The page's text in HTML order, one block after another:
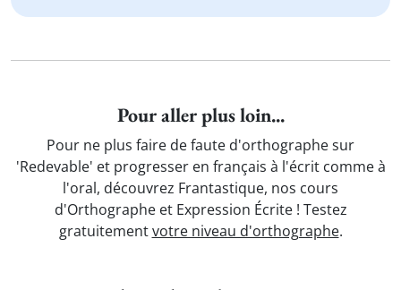
Pour aller plus loin...
Pour ne plus faire de faute d'orthographe sur
'Redevable' et progresser en français à l'écrit comme à
l'oral, découvrez Frantastique, nos cours
d'Orthographe et Expression Écrite ! Testez
gratuitementvotre niveau d'orthographe.